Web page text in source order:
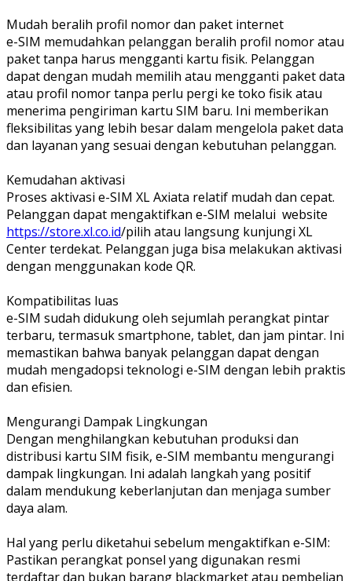
Mudah beralih profil nomor dan paket internet
e-SIM memudahkan pelanggan beralih profil nomor atau
paket tanpa harus mengganti kartu fisik. Pelanggan
dapat dengan mudah memilih atau mengganti paket data
atau profil nomor tanpa perlu pergi ke toko fisik atau
menerima pengiriman kartu SIM baru. Ini memberikan
fleksibilitas yang lebih besar dalam mengelola paket data
dan layanan yang sesuai dengan kebutuhan pelanggan.
Kemudahan aktivasi
Proses aktivasi e-SIM XL Axiata relatif mudah dan cepat.
Pelanggan dapat mengaktifkan e-SIM melalui website
https://store.xl.co.id/pilih atau langsung kunjungi XL
Center terdekat. Pelanggan juga bisa melakukan aktivasi
dengan menggunakan kode QR.
Kompatibilitas luas
e-SIM sudah didukung oleh sejumlah perangkat pintar
terbaru, termasuk smartphone, tablet, dan jam pintar. Ini
memastikan bahwa banyak pelanggan dapat dengan
mudah mengadopsi teknologi e-SIM dengan lebih praktis
dan efisien.
Mengurangi Dampak Lingkungan
Dengan menghilangkan kebutuhan produksi dan
distribusi kartu SIM fisik, e-SIM membantu mengurangi
dampak lingkungan. Ini adalah langkah yang positif
dalam mendukung keberlanjutan dan menjaga sumber
daya alam.
Hal yang perlu diketahui sebelum mengaktifkan e-SIM:
Pastikan perangkat ponsel yang digunakan resmi
terdaftar dan bukan barang blackmarket atau pembelian